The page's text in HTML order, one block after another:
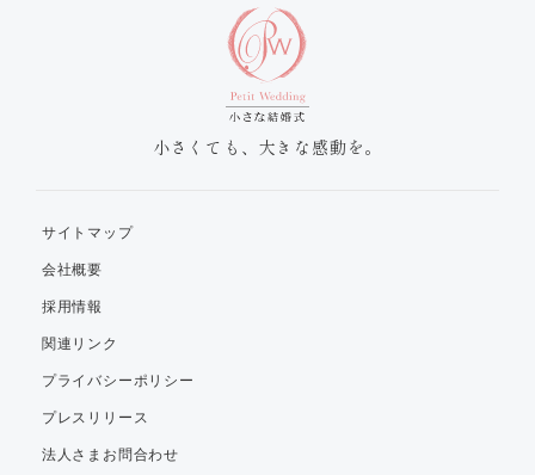
小さくても、大きな感動を。
サイトマップ
会社概要
採用情報
関連リンク
プライバシーポリシー
プレスリリース
法人さまお問合わせ